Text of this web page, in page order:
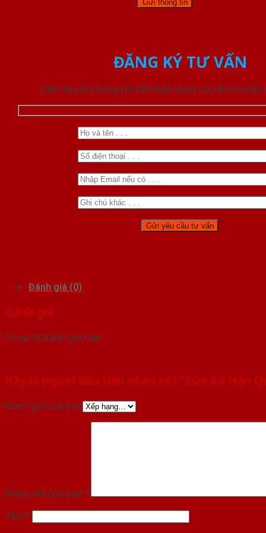
ĐĂNG KÝ TƯ VẤN
Liên hệ với chúng tôi để nhận được tư vấn chi tiết
Đánh giá (0)
Đánh giá
Chưa có đánh giá nào.
Hãy là người đầu tiên nhận xét “Cửa Gỗ Hàn
Đánh giá của bạn
Nhận xét của bạn *
Tên *